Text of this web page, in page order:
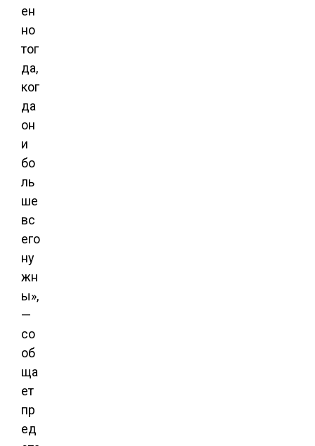
ен
но
тог
да,
ког
да
он
и
бо
ль
ше
вс
его
ну
жн
ы»,
—
со
об
ща
ет
пр
ед